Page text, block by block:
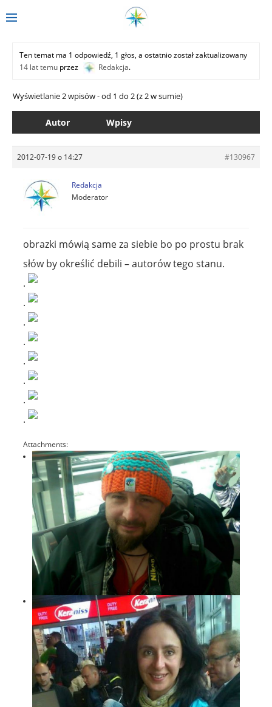
Ten temat ma 1 odpowiedź, 1 głos, a ostatnio został zaktualizowany
14 lat temu przez Redakcja.
Wyświetlanie 2 wpisów - od 1 do 2 (z 2 w sumie)
Autor Wpisy
2012-07-19 o 14:27 #130967
Redakcja
Moderator
obrazki mówią same za siebie bo po prostu brak
słów by określić debili – autorów tego stanu.
.
.
.
.
.
.
.
.
Attachments: